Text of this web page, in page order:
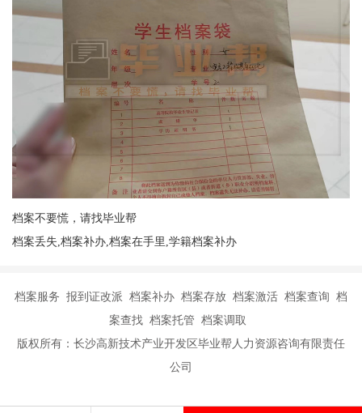
档案不要慌，请找毕业帮
档案丢失,档案补办,档案在手里,学籍档案补办
档案服务 报到证改派 档案补办 档案存放 档案激活 档案查询 档
案查找 档案托管 档案调取
版权所有：长沙高新技术产业开发区毕业帮人力资源咨询有限责任
公司